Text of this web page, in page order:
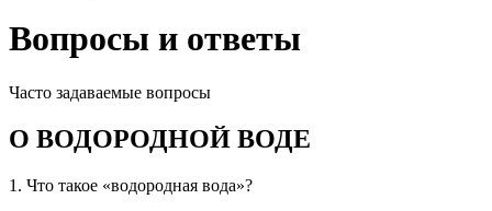
Вопросы и ответы
Часто задаваемые вопросы
О ВОДОРОДНОЙ ВОДЕ
1. Что такое «водородная вода»?